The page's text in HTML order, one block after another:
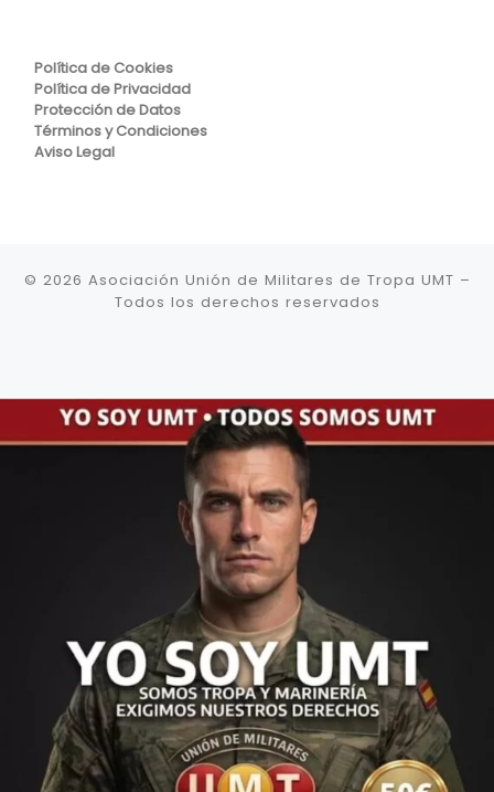
Política de Cookies
Política de Privacidad
Protección de Datos
Términos y Condiciones
Aviso Legal
© 2026 Asociación Unión de Militares de Tropa UMT –
Todos los derechos reservados